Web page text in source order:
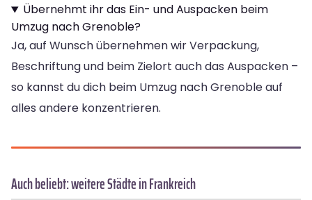
Übernehmt ihr das Ein- und Auspacken beim
Umzug nach Grenoble?
Ja, auf Wunsch übernehmen wir Verpackung,
Beschriftung und beim Zielort auch das Auspacken –
so kannst du dich beim Umzug nach Grenoble auf
alles andere konzentrieren.
Auch beliebt: weitere Städte in Frankreich